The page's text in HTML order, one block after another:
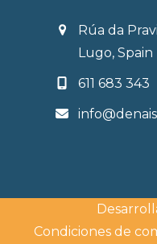
Rúa da
Lugo, Spain
611 683 343
Condiciones de